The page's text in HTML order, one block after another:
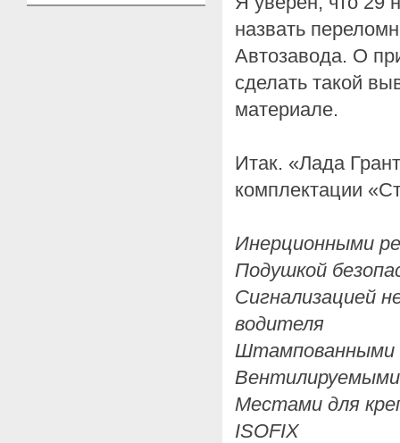
назвать
Автозавода. О
сделать такой
материале.
Итак. «Лада
комплектации
Инерционными
Подушкой
Сигнализацией
водителя
Штампованными
Местами для
ISOFIX